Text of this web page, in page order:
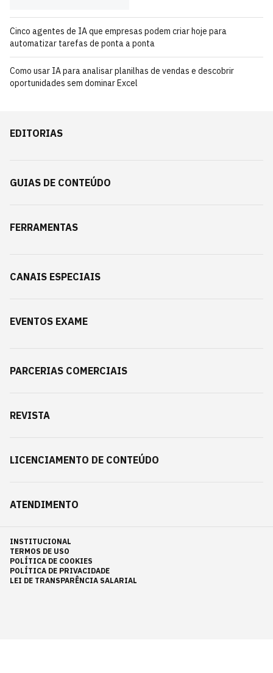
Cinco agentes de IA que empresas podem criar hoje para
automatizar tarefas de ponta a ponta
Como usar IA para analisar planilhas de vendas e descobrir
oportunidades sem dominar Excel
EDITORIAS
GUIAS DE CONTEÚDO
FERRAMENTAS
CANAIS ESPECIAIS
EVENTOS EXAME
PARCERIAS COMERCIAIS
REVISTA
LICENCIAMENTO DE CONTEÚDO
ATENDIMENTO
INSTITUCIONAL
TERMOS DE USO
POLÍTICA DE COOKIES
POLÍTICA DE PRIVACIDADE
LEI DE TRANSPARÊNCIA SALARIAL